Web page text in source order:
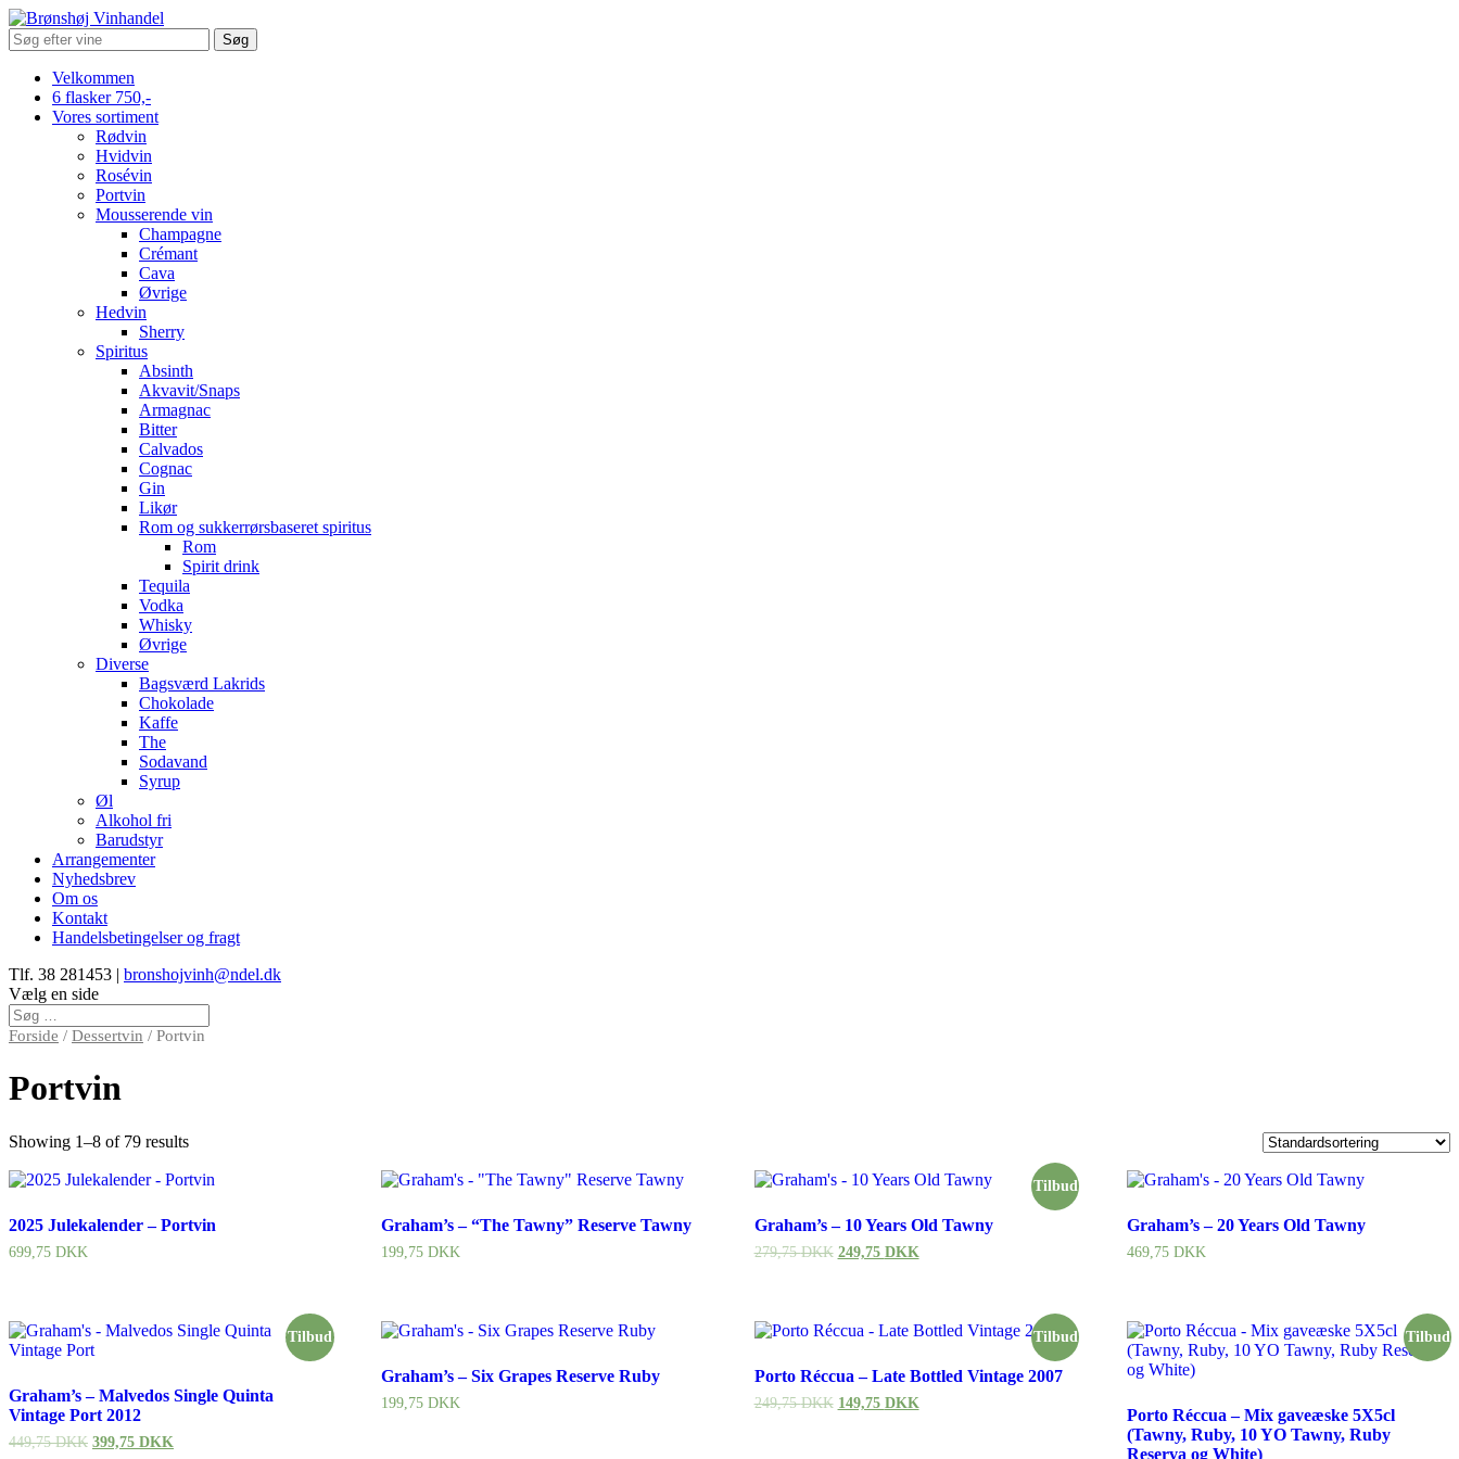
Search
for:
Velkommen
6 flasker 750,-
Vores sortiment
Rødvin
Hvidvin
Rosévin
Portvin
Mousserende vin
Champagne
Crémant
Cava
Øvrige
Hedvin
Sherry
Spiritus
Absinth
Akvavit/Snaps
Armagnac
Bitter
Calvados
Cognac
Gin
Likør
Rom og sukkerrørsbaseret spiritus
Rom
Spirit drink
Tequila
Vodka
Whisky
Øvrige
Diverse
Bagsværd Lakrids
Chokolade
Kaffe
The
Sodavand
Syrup
Øl
Alkohol fri
Barudstyr
Arrangementer
Nyhedsbrev
Om os
Kontakt
Handelsbetingelser og fragt
Tlf. 38 281453 | bronshojvinh@ndel.dk
Vælg en side
Forside / Dessertvin / Portvin
Portvin
Showing 1–8 of 79 results
2025 Julekalender – Portvin
699,75 DKK
Graham’s – “The Tawny” Reserve Tawny
199,75DKK
Tilbud
Graham’s – 10 Years Old Tawny
279,75DKK 249,75 DKK
Graham’s – 20 Years Old Tawny
469,75 DKK
Tilbud
Graham’s – Malvedos Single Quinta
Vintage Port 2012
449,75DKK 399,75 DKK
Graham’s – Six Grapes Reserve Ruby
199,75DKK
Tilbud
Porto Réccua – Late Bottled Vintage 2007
249,75DKK 149,75 DKK
Tilbud
Porto Réccua – Mix gaveæske 5X5cl
(Tawny, Ruby, 10 YO Tawny, Ruby
Reserva og White)